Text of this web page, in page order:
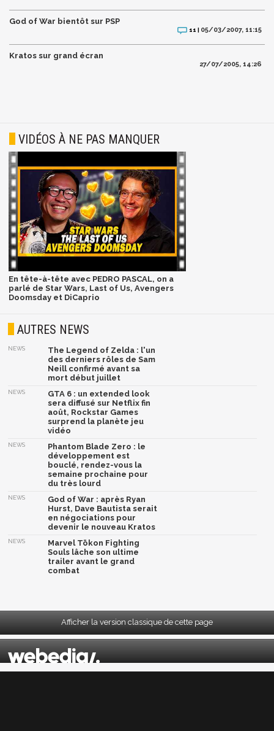
God of War bientôt sur PSP
11 | 05/03/2007, 11:15
Kratos sur grand écran
27/07/2005, 14:26
VIDÉOS À NE PAS MANQUER
En tête-à-tête avec PEDRO PASCAL, on a
parlé de Star Wars, Last of Us, Avengers
Doomsday et DiCaprio
AUTRES NEWS
NEWS
The Legend of Zelda : l'un
des derniers rôles de Sam
Neill confirmé avant sa
mort début juillet
NEWS
GTA 6 : un extended look
sera diffusé sur Netflix fin
août, Rockstar Games
surprend la planète jeu
vidéo
NEWS
Phantom Blade Zero : le
développement est
bouclé, rendez-vous la
semaine prochaine pour
du très lourd
NEWS
God of War : après Ryan
Hurst, Dave Bautista serait
en négociations pour
devenir le nouveau Kratos
NEWS
Marvel Tōkon Fighting
Souls lâche son ultime
trailer avant le grand
combat
Afficher la version classique de cette page